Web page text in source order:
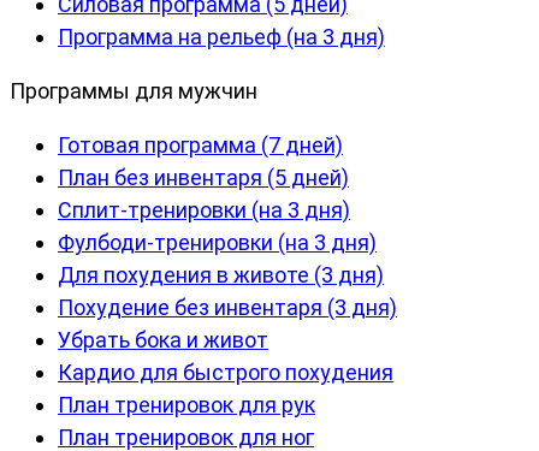
Программа на рельеф (на 3 дня)
Программы для мужчин
Готовая программа (7 дней)
План без инвентаря (5 дней)
Сплит-тренировки (на 3 дня)
Фулбоди-тренировки (на 3 дня)
Для похудения в животе (3 дня)
Похудение без инвентаря (3 дня)
Убрать бока и живот
Кардио для быстрого похудения
План тренировок для рук
План тренировок для ног